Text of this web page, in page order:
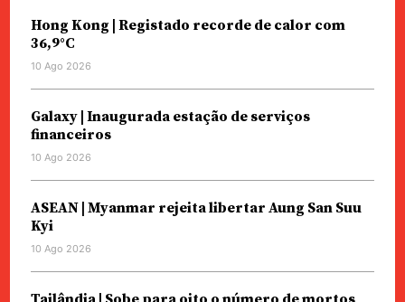
Hong Kong | Registado recorde de calor com
36,9°C
10 Ago 2026
Galaxy | Inaugurada estação de serviços
financeiros
10 Ago 2026
ASEAN | Myanmar rejeita libertar Aung San Suu
Kyi
10 Ago 2026